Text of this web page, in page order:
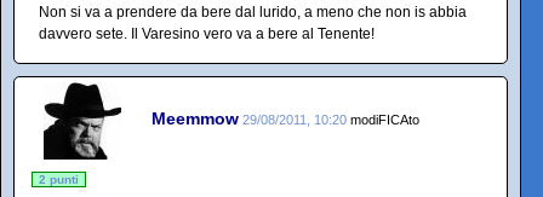
Non si va a prendere da bere dal lurido, a meno che non is abbia
davvero sete. Il Varesino vero va a bere al Tenente!
Meemmow 29/08/2011, 10:20 modiFICAto
2 punti